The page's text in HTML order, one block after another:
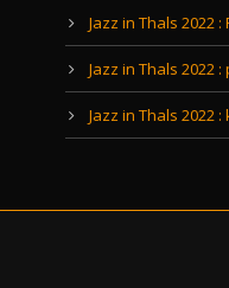
Jazz in Thals 2022
Jazz in Thals 2022
Jazz in Thals 2022